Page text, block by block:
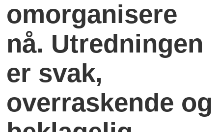
omorganisere
nå. Utredningen
er svak,
overraskende og